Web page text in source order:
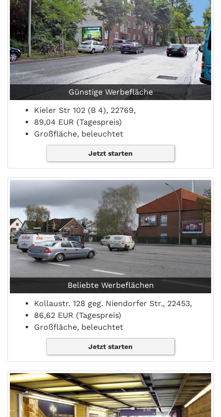
Günstige Werbefläche
Kieler Str 102 (B 4), 22769,
89,04 EUR (Tagespreis)
Großfläche, beleuchtet
Jetzt starten
Beliebte Werbeflächen
Kollaustr. 128 geg. Niendorfer Str., 22453,
86,62 EUR (Tagespreis)
Großfläche, beleuchtet
Jetzt starten